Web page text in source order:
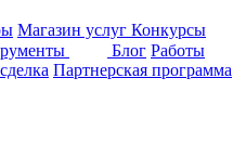
Магазин услуг Конкурсы
Блог Работы
Партнерская программа